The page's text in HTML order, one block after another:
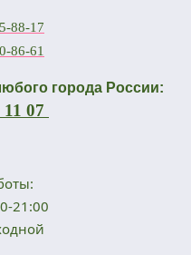
88-17
86-61
города России:
07
21:00